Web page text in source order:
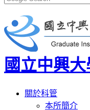
國立中興
Toggle
navigation
關於科管
本所簡介